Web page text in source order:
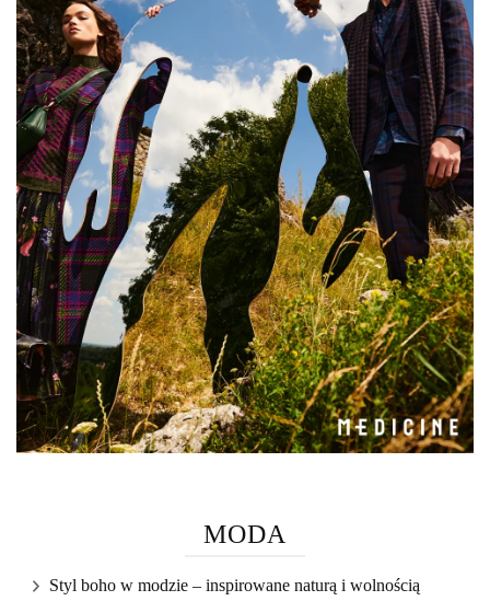
MODA
Styl boho w modzie – inspirowane naturą i wolnością